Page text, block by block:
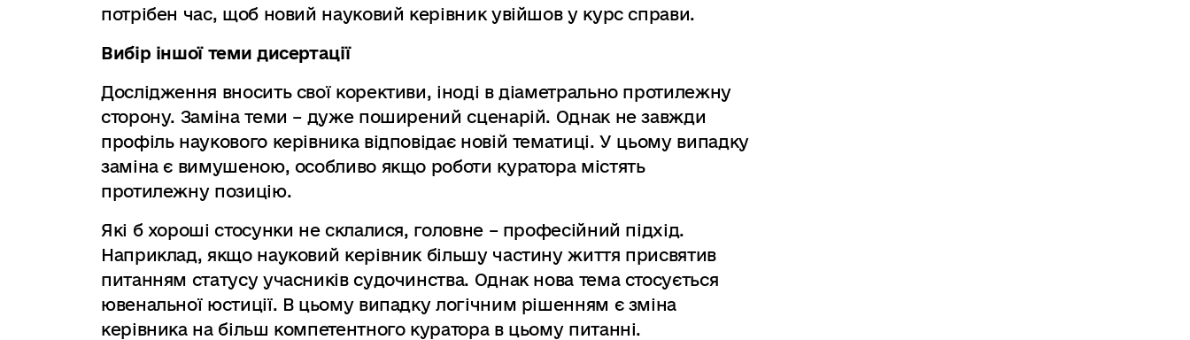
потрібен час, щоб новий науковий керівник увійшов у курс справи.
Вибір іншої теми дисертації
Дослідження вносить свої корективи, іноді в діаметрально протилежну
сторону. Заміна теми – дуже поширений сценарій. Однак не завжди
профіль наукового керівника відповідає новій тематиці. У цьому випадку
заміна є вимушеною, особливо якщо роботи куратора містять
протилежну позицію.
Які б хороші стосунки не склалися, головне – професійний підхід.
Наприклад, якщо науковий керівник більшу частину життя присвятив
питанням статусу учасників судочинства. Однак нова тема стосується
ювенальної юстиції. В цьому випадку логічним рішенням є зміна
керівника на більш компетентного куратора в цьому питанні.